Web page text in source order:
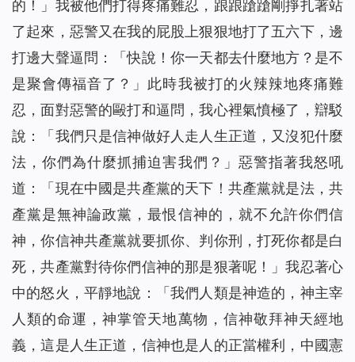
的！」我被他們打得疼痛難忍，踉踉蹌蹌剛掙扎著站
了起來，惡警又在我的屁股上狠狠地打了五六下，邊
打邊大聲逼問：「快說！你一天都去什麼地方？是不
是聚會傳福音了？」此時我被打的火辣辣地疼痛難
忍，面對惡警的毆打和逼問，我心裡氣憤極了，辯駁
說：「我們只是信神做好人走人生正道，又沒犯什麼
法，你們為什麼抓捕迫害我們？」惡警指著我怒吼
道：「現在中國是共產黨的天下！共產黨就是法，共
產黨是無神論政黨，最恨信神的，就不允許你們信
神，你信神共產黨就要抓你、判你刑，打死你都是白
死，共產黨對待你們信神的那是狠著呢！」我忍著心
中的怒火，平靜地說：「我們人類是神造的，神主宰
人類的命運，神掌管天地萬物，信神敬拜神天經地
義，這是人生正道，信神也是人的正當權利，中國憲